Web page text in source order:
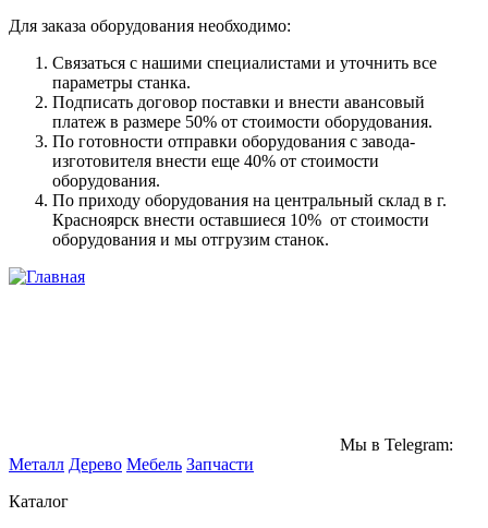
Для заказа оборудования необходимо:
Связаться с нашими специалистами и уточнить все
параметры станка.
Подписать договор поставки и внести авансовый
платеж в размере 50% от стоимости оборудования.
По готовности отправки оборудования с завода-
изготовителя внести еще 40% от стоимости
оборудования.
По приходу оборудования на центральный склад в г.
Красноярск внести оставшиеся 10% от стоимости
оборудования и мы отгрузим станок.
Мы в Telegram:
Металл Дерево Мебель Запчасти
Каталог